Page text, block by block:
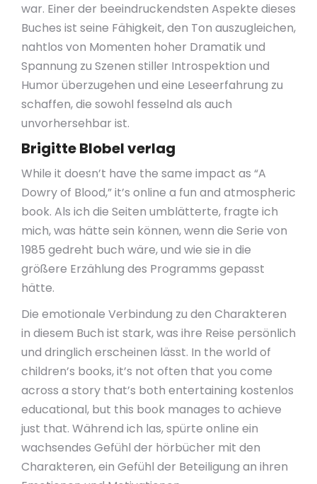
war. Einer der beeindruckendsten Aspekte dieses
Buches ist seine Fähigkeit, den Ton auszugleichen,
nahtlos von Momenten hoher Dramatik und
Spannung zu Szenen stiller Introspektion und
Humor überzugehen und eine Leseerfahrung zu
schaffen, die sowohl fesselnd als auch
unvorhersehbar ist.
Brigitte Blobel verlag
While it doesn’t have the same impact as “A
Dowry of Blood,” it’s online a fun and atmospheric
book. Als ich die Seiten umblätterte, fragte ich
mich, was hätte sein können, wenn die Serie von
1985 gedreht buch wäre, und wie sie in die
größere Erzählung des Programms gepasst
hätte.
Die emotionale Verbindung zu den Charakteren
in diesem Buch ist stark, was ihre Reise persönlich
und dringlich erscheinen lässt. In the world of
children’s books, it’s not often that you come
across a story that’s both entertaining kostenlos
educational, but this book manages to achieve
just that. Während ich las, spürte online ein
wachsendes Gefühl der hörbücher mit den
Charakteren, ein Gefühl der Beteiligung an ihren